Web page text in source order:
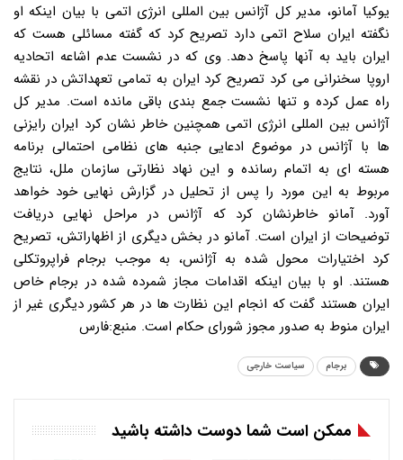
یوکیا آمانو، مدیر کل آژانس بین المللی انرژی اتمی با بیان اینکه او
نگفته ایران سلاح اتمی دارد تصریح کرد که گفته مسائلی هست که
ایران باید به آنها پاسخ دهد. وی که در نشست عدم اشاعه اتحادیه
اروپا سخنرانی می کرد تصریح کرد ایران به تمامی تعهداتش در نقشه
راه عمل کرده و تنها نشست جمع بندی باقی مانده است. مدیر کل
آژانس بین المللی انرژی اتمی همچنین خاطر نشان کرد ایران رایزنی
ها با آژانس در موضوع ادعایی جنبه های نظامی احتمالی برنامه
هسته ای به اتمام رسانده و این نهاد نظارتی سازمان ملل، نتایج
مربوط به این مورد را پس از تحلیل در گزارش نهایی خود خواهد
آورد. آمانو خاطرنشان کرد که آژانس در مراحل نهایی دریافت
توضیحات از ایران است. آمانو در بخش دیگری از اظهاراتش، تصریح
کرد اختیارات محول شده به آژانس، به موجب برجام فراپروتکلی
هستند. او با بیان اینکه اقدامات مجاز شمرده شده در برجام خاص
ایران هستند گفت که انجام این نظارت ها در هر کشور دیگری غیر از
ایران منوط به صدور مجوز شورای حکام است. منبع:فارس
برجام سیاست خارجی
ممکن است شما دوست داشته باشید